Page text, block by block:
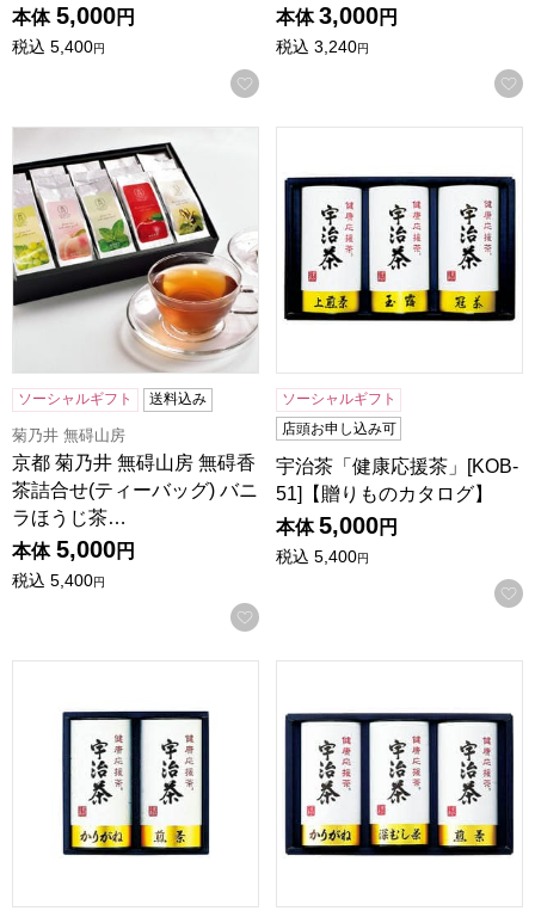
本体 5,000円
税込 5,400円
お気に入りに登録する
本体 3,000円
税込 3,240円
京都 菊乃井 無碍山房 無碍香茶詰合せ(ティーバッグ) バニ
ソーシャルギフト 送料込み
菊乃井 無碍山房
京都 菊乃井 無碍山房 無碍香
茶詰合せ(ティーバッグ) バニ
ラほうじ茶…
本体 5,000円
税込 5,400円
お気に入りに登録する
ソーシャルギフト
店頭お申し込み可
宇治茶「健康応援茶」[KOB-
51]【贈りものカタログ】
本体 5,000円
税込 5,400円